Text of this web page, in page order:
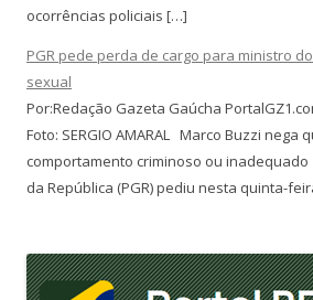
ocorrências policiais […]
PGR pede perda de cargo para ministro
sexual
Por:Redação Gazeta Gaúcha
Foto: SERGIO AMARAL Marco Buzzi nega
comportamento criminoso ou
da República (PGR) pediu nesta quinta-